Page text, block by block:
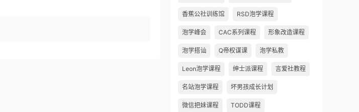
香蕉公社训练馆 RSD泡学课程
泡学峰会 CAC系列课程 形象改造课程
泡学搭讪 Q帝权谋课 泡学私教
Leon泡学课程 绅士派课程 言爱社教程
名站泡学课程 坏男孩成长计划
微信把妹课程 TODD课程